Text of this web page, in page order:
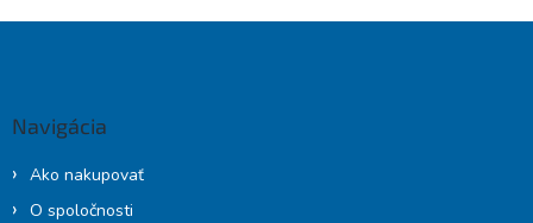
l
Navigácia
Ako nakupovať
O spoločnosti